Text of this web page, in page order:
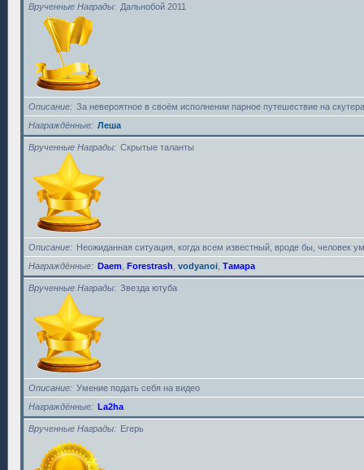
Врученные Награды Дальнобой 2011
Описание
За невероятное в своём исполнении парное путешествие на
Награждённые
Леша
Врученные Награды Скрытые таланты
Описание
Неожиданная ситуация, когда всем известный, вроде бы, человек
Награждённые
Daem Forestrash vodyanoi Тамара
Врученные Награды Звезда ютуба
Описание
Умение подать себя на видео
Награждённые
La2ha
Врученные Награды Егерь